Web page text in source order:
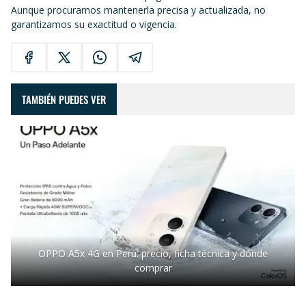
Aunque procuramos mantenerla precisa y actualizada, no
garantizamos su exactitud o vigencia.
TAMBIÉN PUEDES VER
OPPO A5x 4G en Perú: precio, ficha técnica y dónde
comprar